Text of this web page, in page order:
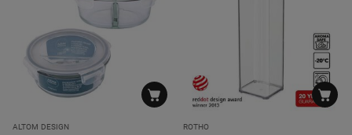
ALTOM DESIGN ROTHO